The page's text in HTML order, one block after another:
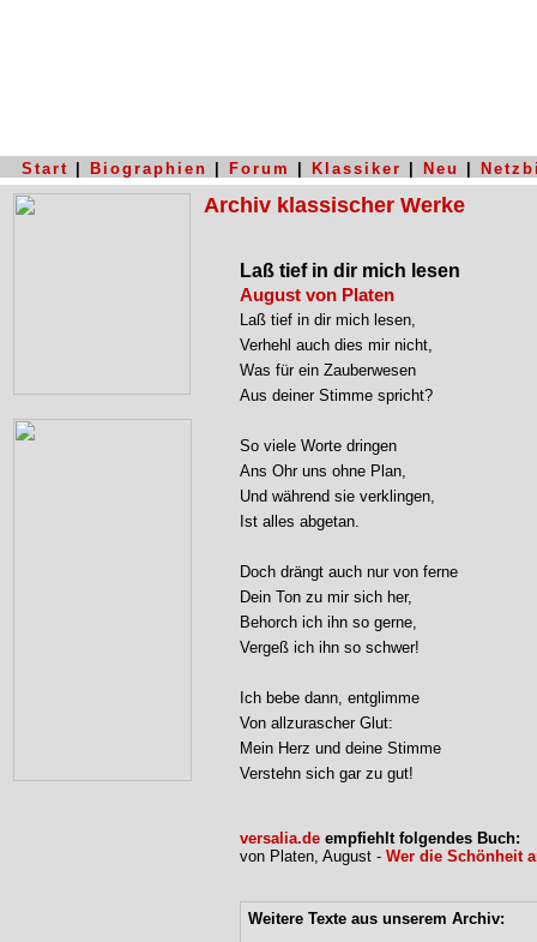
Start Biographien Forum Klassiker Neu
Archiv klassischer Werke
Laß tief in dir mich lesen
August von Platen
Laß tief in dir mich lesen,
Verhehl auch dies mir nicht,
Was für ein Zauberwesen
Aus deiner Stimme spricht?
So viele Worte dringen
Ans Ohr uns ohne Plan,
Und während sie verklingen,
Ist alles abgetan.
Doch drängt auch nur von ferne
Dein Ton zu mir sich her,
Behorch ich ihn so gerne,
Vergeß ich ihn so schwer!
Ich bebe dann, entglimme
Von allzurascher Glut:
Mein Herz und deine Stimme
Verstehn sich gar zu gut!
versalia.de empfiehlt folgendes Buch:
von Platen, August - Wer die Schönheit
Weitere Texte aus unserem Archiv: